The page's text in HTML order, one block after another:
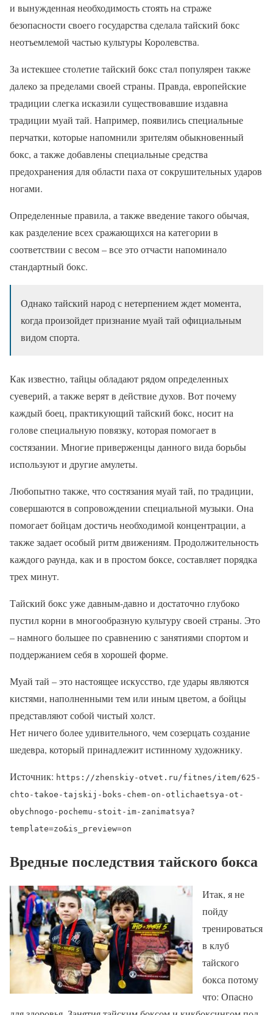
и вынужденная необходимость стоять на страже
безопасности своего государства сделала тайский бокс
неотъемлемой частью культуры Королевства.
За истекшее столетие тайский бокс стал популярен также
далеко за пределами своей страны. Правда, европейские
традиции слегка исказили существовавшие издавна
традиции муай тай. Например, появились специальные
перчатки, которые напомнили зрителям обыкновенный
бокс, а также добавлены специальные средства
предохранения для области паха от сокрушительных ударов
ногами.
Определенные правила, а также введение такого обычая,
как разделение всех сражающихся на категории в
соответствии с весом – все это отчасти напоминало
стандартный бокс.
Однако тайский народ с нетерпением ждет момента,
когда произойдет признание муай тай официальным
видом спорта.
Как известно, тайцы обладают рядом определенных
суеверий, а также верят в действие духов. Вот почему
каждый боец, практикующий тайский бокс, носит на
голове специальную повязку, которая помогает в
состязании. Многие приверженцы данного вида борьбы
используют и другие амулеты.
Любопытно также, что состязания муай тай, по традиции,
совершаются в сопровождении специальной музыки. Она
помогает бойцам достичь необходимой концентрации, а
также задает особый ритм движениям. Продолжительность
каждого раунда, как и в простом боксе, составляет порядка
трех минут.
Тайский бокс уже давным-давно и достаточно глубоко
пустил корни в многообразную культуру своей страны. Это
– намного большее по сравнению с занятиями спортом и
поддержанием себя в хорошей форме.
Муай тай – это настоящее искусство, где удары являются
кистями, наполненными тем или иным цветом, а бойцы
представляют собой чистый холст.
Нет ничего более удивительного, чем созерцать создание
шедевра, который принадлежит истинному художнику.
Источник: https://zhenskiy-otvet.ru/fitnes/item/625-
chto-takoe-tajskij-boks-chem-on-otlichaetsya-ot-
obychnogo-pochemu-stoit-im-zanimatsya?
template=zo&is_preview=on
Вредные последствия тайского бокса
Итак, я не
пойду
тренироваться
в клуб
тайского
бокса потому
что: Опасно